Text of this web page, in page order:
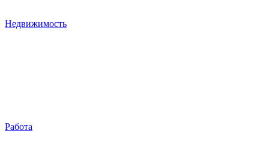
Недвижимость
Работа